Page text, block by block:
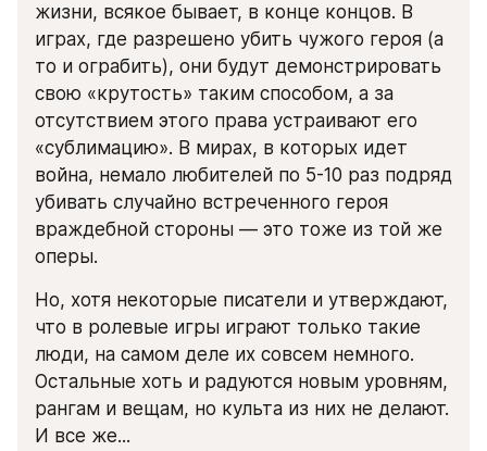
жизни, всякое бывает, в конце концов. В
играх, где разрешено убить чужого героя (а
то и ограбить), они будут демонстрировать
свою «крутость» таким способом, а за
отсутствием этого права устраивают его
«сублимацию». В мирах, в которых идет
война, немало любителей по 5-10 раз подряд
убивать случайно встреченного героя
враждебной стороны — это тоже из той же
оперы.
Но, хотя некоторые писатели и утверждают,
что в ролевые игры играют только такие
люди, на самом деле их совсем немного.
Остальные хоть и радуются новым уровням,
рангам и вещам, но культа из них не делают.
И все же...